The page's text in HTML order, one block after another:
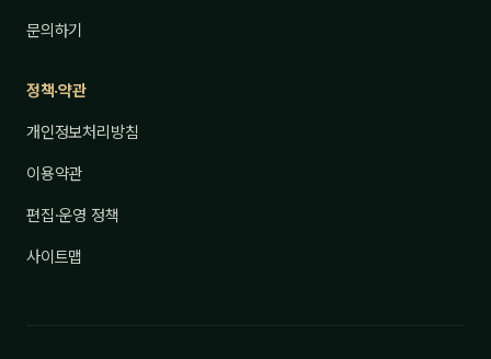
문의하기
정책·약관
개인정보처리방침
이용약관
편집·운영 정책
사이트맵